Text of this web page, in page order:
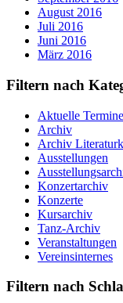
August 2016
Juli 2016
Juni 2016
März 2016
Filtern nach
Aktuelle Termine
Archiv
Archiv
Ausstellungen
Konzertarchiv
Konzerte
Kursarchiv
Tanz-Archiv
Veranstaltungen
Vereinsinternes
Filtern nach